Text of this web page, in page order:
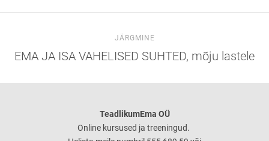
JÄRGMINE
EMA JA ISA VAHELISED SUHTED, mõju lastele
TeadlikumEma OÜ
Online kursused ja treeningud.